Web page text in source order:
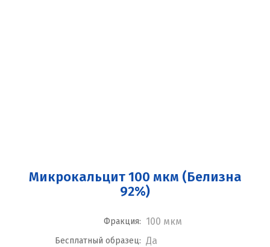
Микрокальцит 100 мкм (Белизна
92%)
Фракция: 100 мкм
Бесплатный образец: Да